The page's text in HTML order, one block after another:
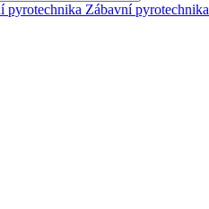
Zábavní pyrotechnika